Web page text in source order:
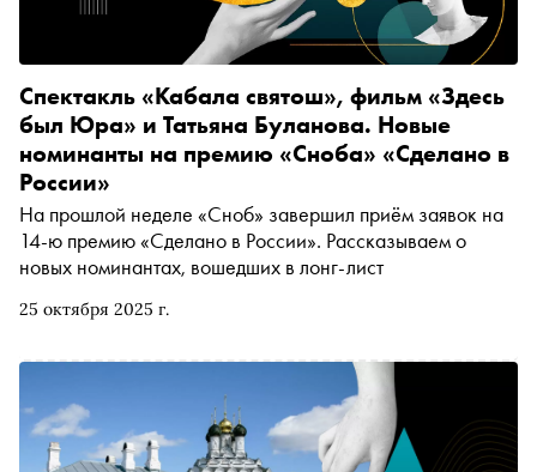
25 октября 2025 г.
Спектакль «Кабала святош», фильм «Здесь
был Юра» и Татьяна Буланова. Новые
номинанты на премию «Сноба» «Сделано в
России»
На прошлой неделе «Сноб» завершил приём заявок на
14-ю премию «Сделано в России». Рассказываем о
новых номинантах, вошедших в лонг-лист